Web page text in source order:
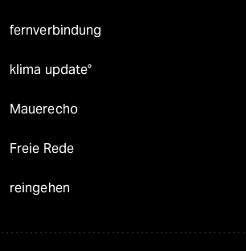
fernverbindung
klima update°
Mauerecho
Freie Rede
reingehen